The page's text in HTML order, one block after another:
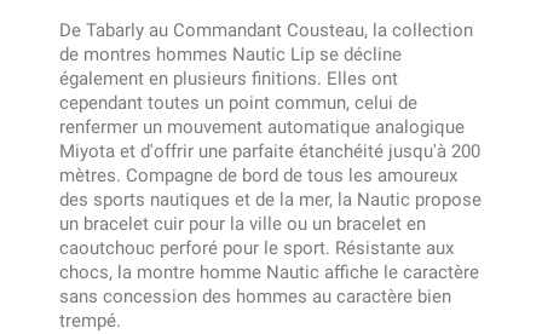
De Tabarly au Commandant Cousteau, la collection
de montres hommes Nautic Lip se décline
également en plusieurs finitions. Elles ont
cependant toutes un point commun, celui de
renfermer un mouvement automatique analogique
Miyota et d'offrir une parfaite étanchéité jusqu'à 200
mètres. Compagne de bord de tous les amoureux
des sports nautiques et de la mer, la Nautic propose
un bracelet cuir pour la ville ou un bracelet en
caoutchouc perforé pour le sport. Résistante aux
chocs, la montre homme Nautic affiche le caractère
sans concession des hommes au caractère bien
trempé.